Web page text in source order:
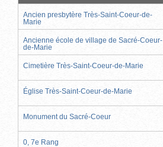
Ancien presbytère Très-Saint-Coeur-de-
Marie
Ancienne école de village de Sacré-Coeur-
de-Marie
Cimetière Très-Saint-Coeur-de-Marie
Église Très-Saint-Coeur-de-Marie
Monument du Sacré-Coeur
0, 7e Rang